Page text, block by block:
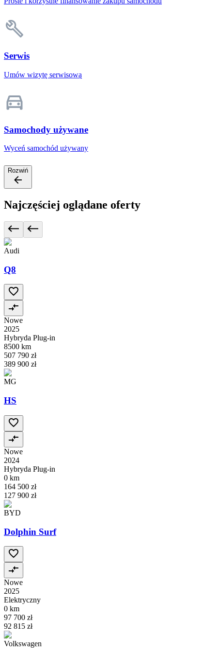
Serwis
Umów wizytę serwisową
Samochody używane
Wyceń samochód używany
Rozwiń
Najczęściej oglądane oferty
Audi
Q8
Nowe
2025
Hybryda Plug-in
8500 km
507 790 zł
389 900 zł
MG
HS
Nowe
2024
Hybryda Plug-in
0 km
164 500 zł
127 900 zł
BYD
Dolphin Surf
Nowe
2025
Elektryczny
0 km
97 700 zł
92 815 zł
Volkswagen